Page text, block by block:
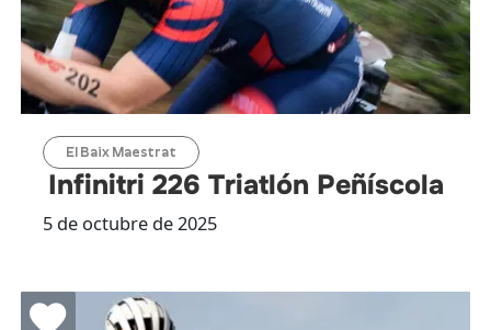
El Baix Maestrat
Infinitri 226 Triatlón Peñíscola
5 de octubre de 2025